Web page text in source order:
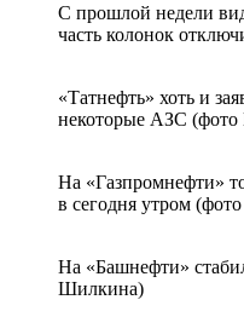
С прошлой недели
часть колонок
«Татнефть» хоть и
некоторые АЗС
На «Газпромнефти»
в сегодня утром
На «Башнефти»
Шилкина)